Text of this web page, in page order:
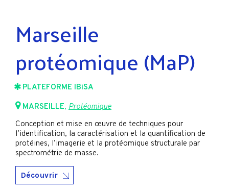
Marseille
protéomique (MaP)
PLATEFORME IBiSA
MARSEILLE, Protéomique
Conception et mise en œuvre de techniques pour
l’identification, la caractérisation et la quantification de
protéines, l’imagerie et la protéomique structurale par
spectrométrie de masse.
Découvrir